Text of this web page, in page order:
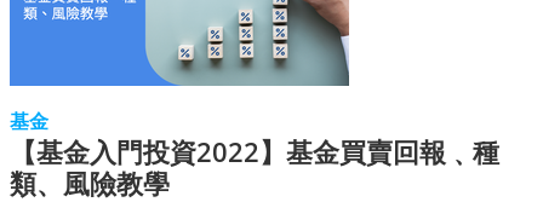
基金
【基金入門投資2022】基金買賣回報﹑種
類、風險教學